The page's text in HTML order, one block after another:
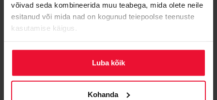
võivad seda kombineerida muu teabega, mida olete neile
esitanud või mida nad on kogunud teiepoolse teenuste
kasutamise käigus.
Luba kõik
Kohanda
Kontakt ja rekvisiidid
Meediale ja partneritele
Privaatsuspõhimõtted
Küpsised